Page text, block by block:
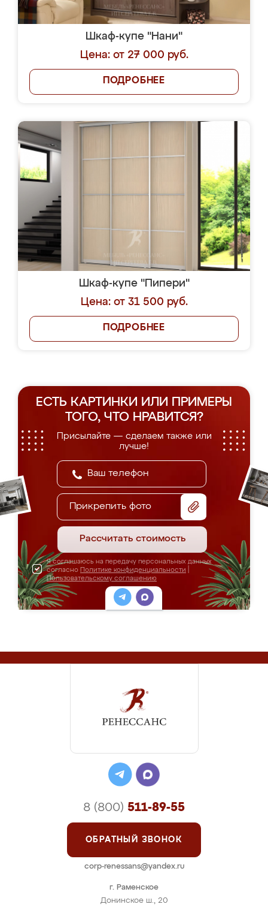
Шкаф-купе "Нани"
Цена: от 27 000 руб.
ПОДРОБНЕЕ
Шкаф-купе "Пипери"
Цена: от 31 500 руб.
ПОДРОБНЕЕ
ЕСТЬ КАРТИНКИ ИЛИ ПРИМЕРЫ
ТОГО, ЧТО НРАВИТСЯ?
Присылайте — сделаем также или
лучше!
Прикрепить фото
Рассчитать стоимость
Я соглашаюсь на передачу персональных данных
согласно Политике конфиденциальности
Пользовательскому соглашению
г. Раменское
Донинское ш., 20
8 (800) 511-89-55
ОБРАТНЫЙ ЗВОНОК
corp-renessans@yandex.ru